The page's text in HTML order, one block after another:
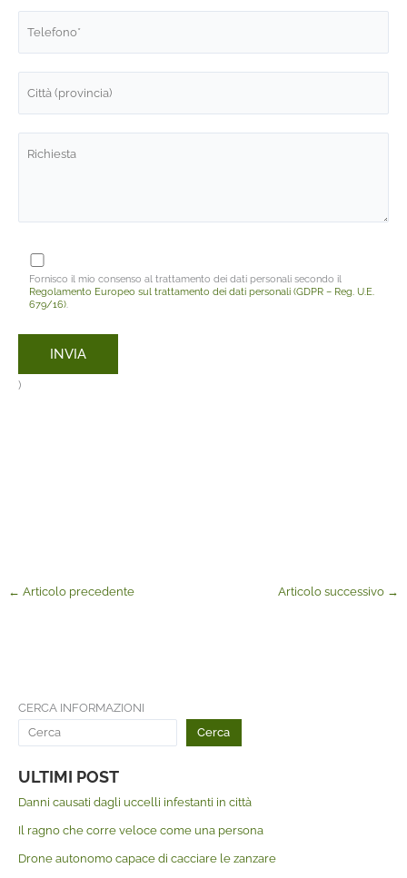
Fornisco il mio consenso al trattamento dei dati personali secondo il
Regolamento Europeo sul trattamento dei dati personali (GDPR – Reg. U.E.
679/16).
)
← Articolo precedente Articolo successivo →
CERCA INFORMAZIONI
Cerca
ULTIMI POST
Danni causati dagli uccelli infestanti in città
Il ragno che corre veloce come una persona
Drone autonomo capace di cacciare le zanzare